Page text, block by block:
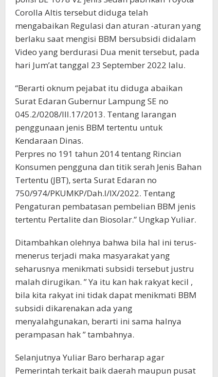
Corolla Altis tersebut diduga telah
mengabaikan Regulasi dan aturan -aturan yang
berlaku saat mengisi BBM bersubsidi didalam
Video yang berdurasi Dua menit tersebut, pada
hari Jum’at tanggal 23 September 2022 lalu.
“Berarti oknum pejabat itu diduga abaikan
Surat Edaran Gubernur Lampung SE no
045.2/0208/III.17/2013. Tentang larangan
penggunaan jenis BBM tertentu untuk
Kendaraan Dinas.
Perpres no 191 tahun 2014 tentang Rincian
Konsumen pengguna dan titik serah Jenis Bahan
Tertentu (JBT), serta Surat Edaran no
750/974/PKUMKP/Dah.I/IX/2022. Tentang
Pengaturan pembatasan pembelian BBM jenis
tertentu Pertalite dan Biosolar.” Ungkap Yuliar.
Ditambahkan olehnya bahwa bila hal ini terus-
menerus terjadi maka masyarakat yang
seharusnya menikmati subsidi tersebut justru
malah dirugikan. ” Ya itu kan hak rakyat kecil ,
bila kita rakyat ini tidak dapat menikmati BBM
subsidi dikarenakan ada yang
menyalahgunakan, berarti ini sama halnya
perampasan hak ” tambahnya.
Selanjutnya Yuliar Baro berharap agar
Pemerintah terkait baik daerah maupun pusat